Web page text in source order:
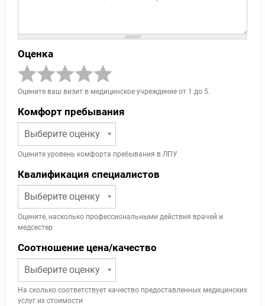
Оценка
Оцените ваш визит в медицинское учреждение от 1 до 5.
Комфорт пребывания
Выберите оценку
Оцените уровень комфорта пребывания в ЛПУ
Квалификация специалистов
Выберите оценку
Оцените, насколько профессиональными действия врачей и
медсестер
Соотношение цена/качество
Выберите оценку
На сколько соответствует качество предоставленных медицинских
услуг их стоимости